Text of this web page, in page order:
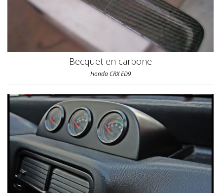
Becquet en carbone
Honda CRX ED9